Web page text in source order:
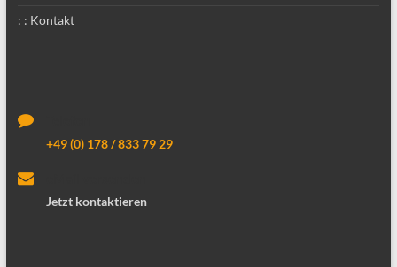
: : Kontakt
+49 (0) 178 / 833 79 29
Jetzt kontaktieren